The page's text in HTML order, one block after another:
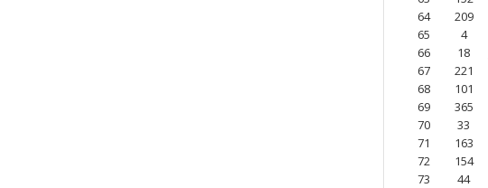
64
209
65
4
66
18
67
221
68
101
69
365
70
33
71
163
72
154
73
44